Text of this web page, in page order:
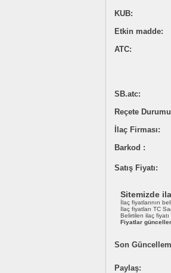
KUB:
Etkin madde:
ATC:
SB.atc:
Reçete
İlaç Firması:
Barkod :
Satış Fiyatı:
Sitemizde
İlaç fiyatlarının
İlaç fiyatları TC
Belirtilen ilaç
Fiyatlar
Son
Paylaş: